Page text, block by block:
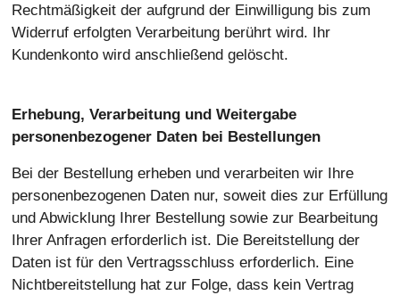
Rechtmäßigkeit der aufgrund der Einwilligung bis zum
Widerruf erfolgten Verarbeitung berührt wird. Ihr
Kundenkonto wird anschließend gelöscht.
Erhebung, Verarbeitung und Weitergabe
personenbezogener Daten bei Bestellungen
Bei der Bestellung erheben und verarbeiten wir Ihre
personenbezogenen Daten nur, soweit dies zur Erfüllung
und Abwicklung Ihrer Bestellung sowie zur Bearbeitung
Ihrer Anfragen erforderlich ist. Die Bereitstellung der
Daten ist für den Vertragsschluss erforderlich. Eine
Nichtbereitstellung hat zur Folge, dass kein Vertrag